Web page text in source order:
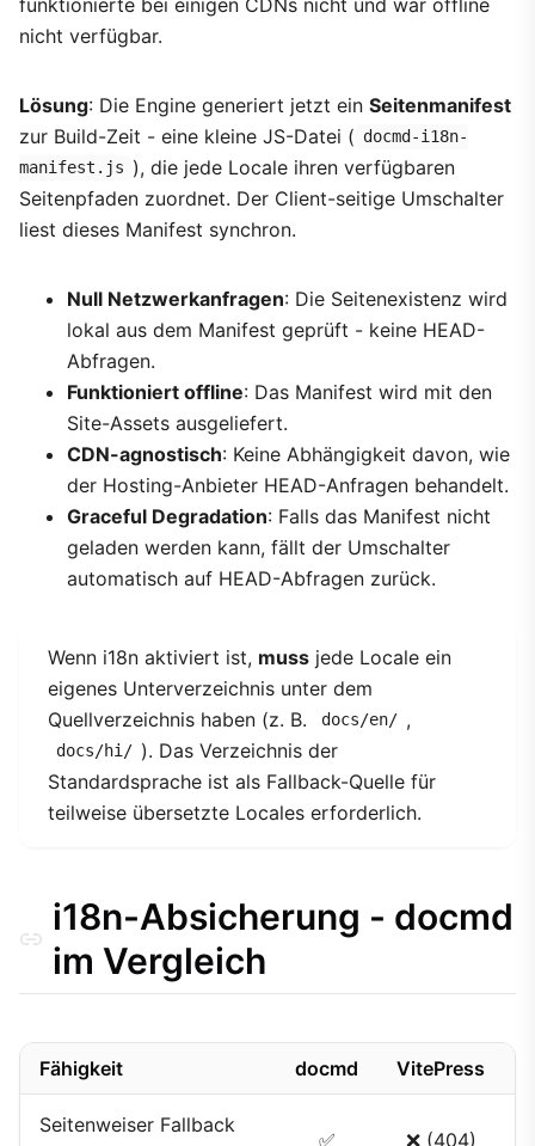
nicht verfügbar.
Lösung: Die Engine generiert jetzt ein Seitenmanifest
zur Build-Zeit - eine kleine JS-Datei ( docmd-i18n-
manifest.js ), die jede Locale ihren verfügbaren
Seitenpfaden zuordnet. Der Client-seitige Umschalter
liest dieses Manifest synchron.
Null Netzwerkanfragen: Die Seitenexistenz wird
lokal aus dem Manifest geprüft - keine HEAD-
Abfragen.
Funktioniert offline: Das Manifest wird mit den
Site-Assets ausgeliefert.
CDN-agnostisch: Keine Abhängigkeit davon, wie
der Hosting-Anbieter HEAD-Anfragen behandelt.
Graceful Degradation: Falls das Manifest nicht
geladen werden kann, fällt der Umschalter
automatisch auf HEAD-Abfragen zurück.
Wenn i18n aktiviert ist, muss jede Locale ein
eigenes Unterverzeichnis unter dem
Quellverzeichnis haben (z. B.
docs/en/ ,
docs/hi/ ). Das Verzeichnis der
Standardsprache ist als Fallback-Quelle für
teilweise übersetzte Locales erforderlich.
i18n-Absicherung - docmd
im Vergleich
Fähigkeit docmd VitePress
Seitenweiser Fallback
✅ ❌ (404)